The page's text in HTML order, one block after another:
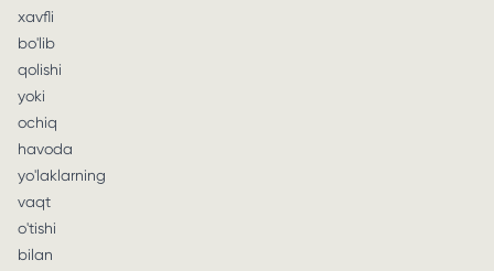
xavfli
bo'lib
qolishi
yoki
ochiq
havoda
yo'laklarning
vaqt
o'tishi
bilan